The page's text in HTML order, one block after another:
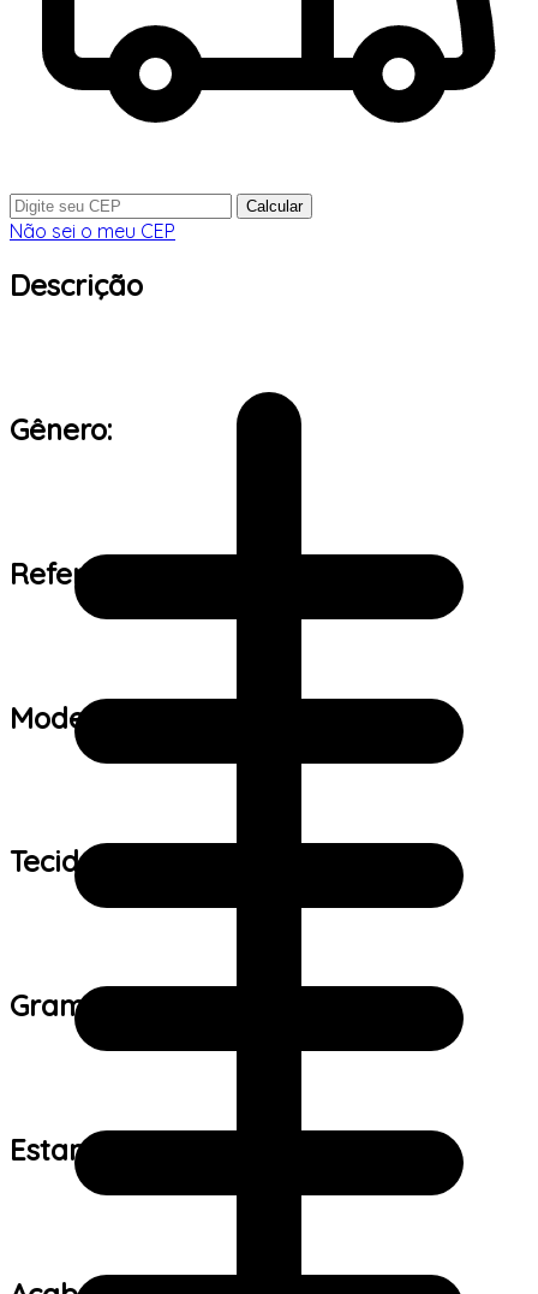
Calcular
Não sei o meu CEP
Descrição
Gênero:
Referência de tamanho:
Modelo:
Tecido:
Gramatura do tecido:
Estampa: